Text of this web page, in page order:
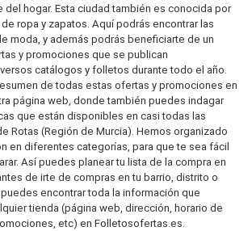
del hogar. Esta ciudad también es conocida por
ropa y zapatos. Aquí podrás encontrar las
moda, y además podrás beneficiarte de un
y promociones que se publican
catálogos y folletos durante todo el año.
de todas estas ofertas y promociones en
página web, donde también puedes indagar
que están disponibles en casi todas las
Rotas (Región de Murcia). Hemos organizado
en diferentes categorías, para que te sea fácil
Así puedes planear tu lista de la compra en
de irte de compras en tu barrio, distrito o
encontrar toda la información que
tienda (página web, dirección, horario de
etc) en Folletosofertas.es.